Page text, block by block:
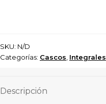
SKU: N/D
Categorías: Cascos Integrales
Descripción